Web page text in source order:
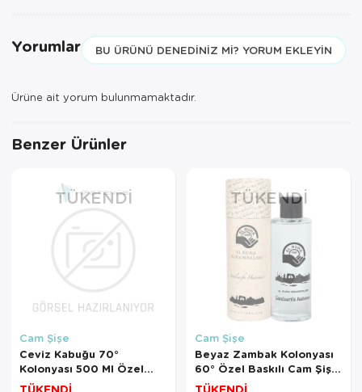
Yorumlar BU ÜRÜNÜ DENEDINIZ MI? YORUM EKLEYIN
Ürüne ait yorum bulunmamaktadır.
Benzer Ürünler
TÜKENDI
Cam Şişe
Ceviz Kabuğu 70°
Kolonyası 500 Ml Özel
Baskılı Cam Şişe
TÜKENDİ
TÜKENDI
Cam Şişe
Beyaz Zambak Kolonyası
60° Özel Baskılı Cam Şişe
500 ml
TÜKENDİ